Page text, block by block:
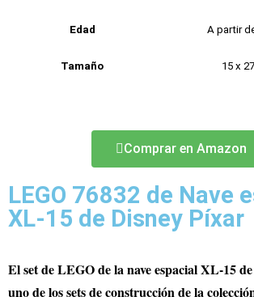
Edad A partir
Tamaño 15 x
Comprar en Amazon
LEGO 76832 de Nave
XL-15 de Disney Píxar
El set de LEGO de la nave espacial XL-15
uno de los sets de construcción de la